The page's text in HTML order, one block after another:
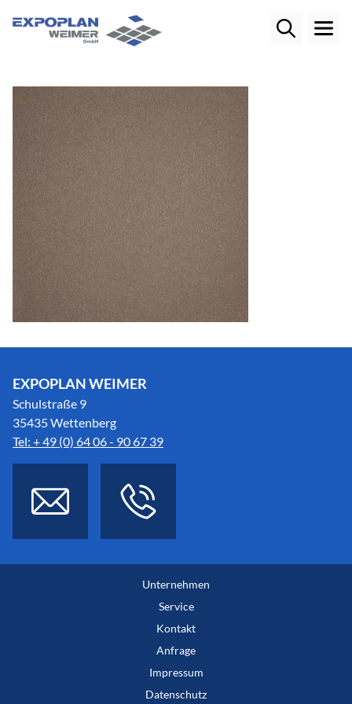
EXPOPLAN WEIMER
Schulstraße 9
35435 Wettenberg
Tel: + 49 (0) 64 06 - 90 67 39
Unternehmen
Service
Kontakt
Anfrage
Impressum
Datenschutz